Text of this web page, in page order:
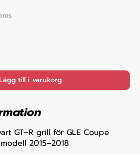
till i varukorg
GT–R grill för GLE Coupe
2015–2018